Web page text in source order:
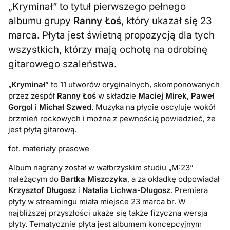
„Kryminał” to tytuł pierwszego pełnego
albumu grupy Ranny Łoś, który ukazał się 23
marca. Płyta jest świetną propozycją dla tych
wszystkich, którzy mają ochotę na odrobinę
gitarowego szaleństwa.
„Kryminał” to 11 utworów oryginalnych, skomponowanych
przez zespół Ranny Łoś w składzie Maciej Mirek, Paweł
Gorgol i Michał Szwed. Muzyka na płycie oscyluje wokół
brzmień rockowych i można z pewnością powiedzieć, że
jest płytą gitarową.
fot. materiały prasowe
Album nagrany został w wałbrzyskim studiu „M:23”
należącym do Bartka Miszczyka, a za okładkę odpowiadał
Krzysztof Długosz i Natalia Lichwa-Długosz. Premiera
płyty w streamingu miała miejsce 23 marca br. W
najbliższej przyszłości ukaże się także fizyczna wersja
płyty. Tematycznie płyta jest albumem koncepcyjnym